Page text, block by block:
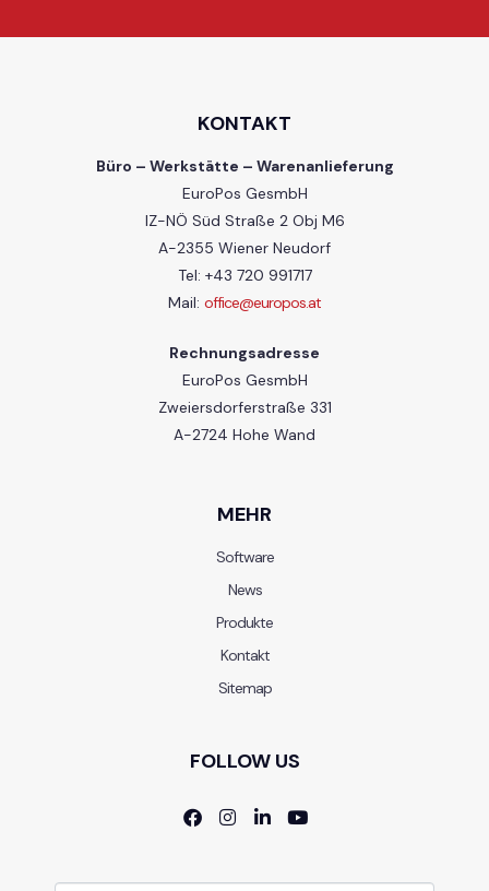
KONTAKT
Büro – Werkstätte – Warenanlieferung
EuroPos GesmbH
IZ-NÖ Süd Straße 2 Obj M6
A-2355 Wiener Neudorf
Tel: +43 720 991717
Mail: office@europos.at
Rechnungsadresse
EuroPos GesmbH
Zweiersdorferstraße 331
A-2724 Hohe Wand
MEHR
Software
News
Produkte
Kontakt
Sitemap
FOLLOW US